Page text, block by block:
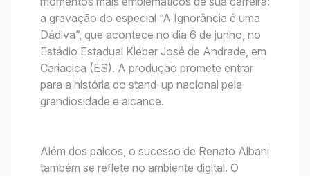
a gravação do especial “A Ignorância é uma
Dádiva”, que acontece no dia 6 de junho, no
Estádio Estadual Kleber José de Andrade, em
Cariacica (ES). A produção promete entrar
para a história do stand-up nacional pela
grandiosidade e alcance.
Além dos palcos, o sucesso de Renato Albani
também se reflete no ambiente digital. O